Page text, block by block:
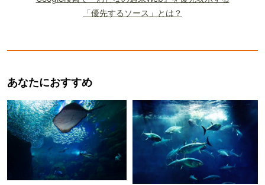
「優先するソース」とは？
あなたにおすすめ